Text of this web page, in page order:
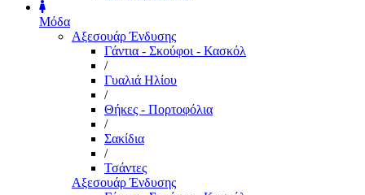
Μόδα
Αξεσουάρ Ένδυσης
Γάντια - Σκούφοι - Κασκόλ
/
Γυαλιά Ηλίου
/
Θήκες - Πορτοφόλια
/
Σακίδια
/
Τσάντες
Αξεσουάρ Ένδυσης